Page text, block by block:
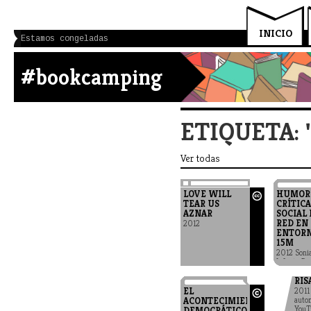
INICIO
Estamos congeladas
#bookcamping
ETIQUETA:
Ver todas
LOVE WILL
TEAR US
AZNAR
2012
CRÍTICA
SOCIAL
RED EN
15M
2012
Infante
EL
ACONTECIMIENTO